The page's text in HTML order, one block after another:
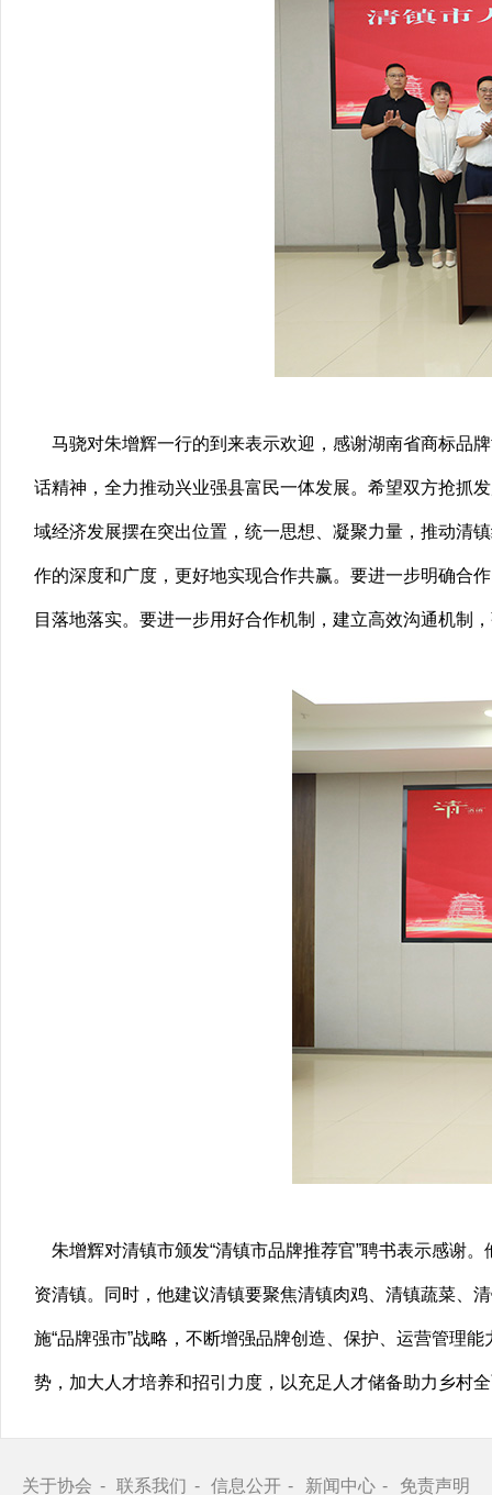
马骁对朱增辉一行的到来表示欢迎，感谢湖南省商标品
话精神，全力推动兴业强县富民一体发展。希望双方抢抓
域经济发展摆在突出位置，统一思想、凝聚力量，推动清
作的深度和广度，更好地实现合作共赢。要进一步明确合
目落地落实。要进一步用好合作机制，建立高效沟通机制
朱增辉对清镇市颁发“清镇市品牌推荐官”聘书表示感谢
资清镇。同时，他建议清镇要聚焦清镇肉鸡、清镇蔬菜、
施“品牌强市”战略，不断增强品牌创造、保护、运营管理
势，加大人才培养和招引力度，以充足人才储备助力乡村
关于协会 联系我们 信息公开 新闻中心 免责声明